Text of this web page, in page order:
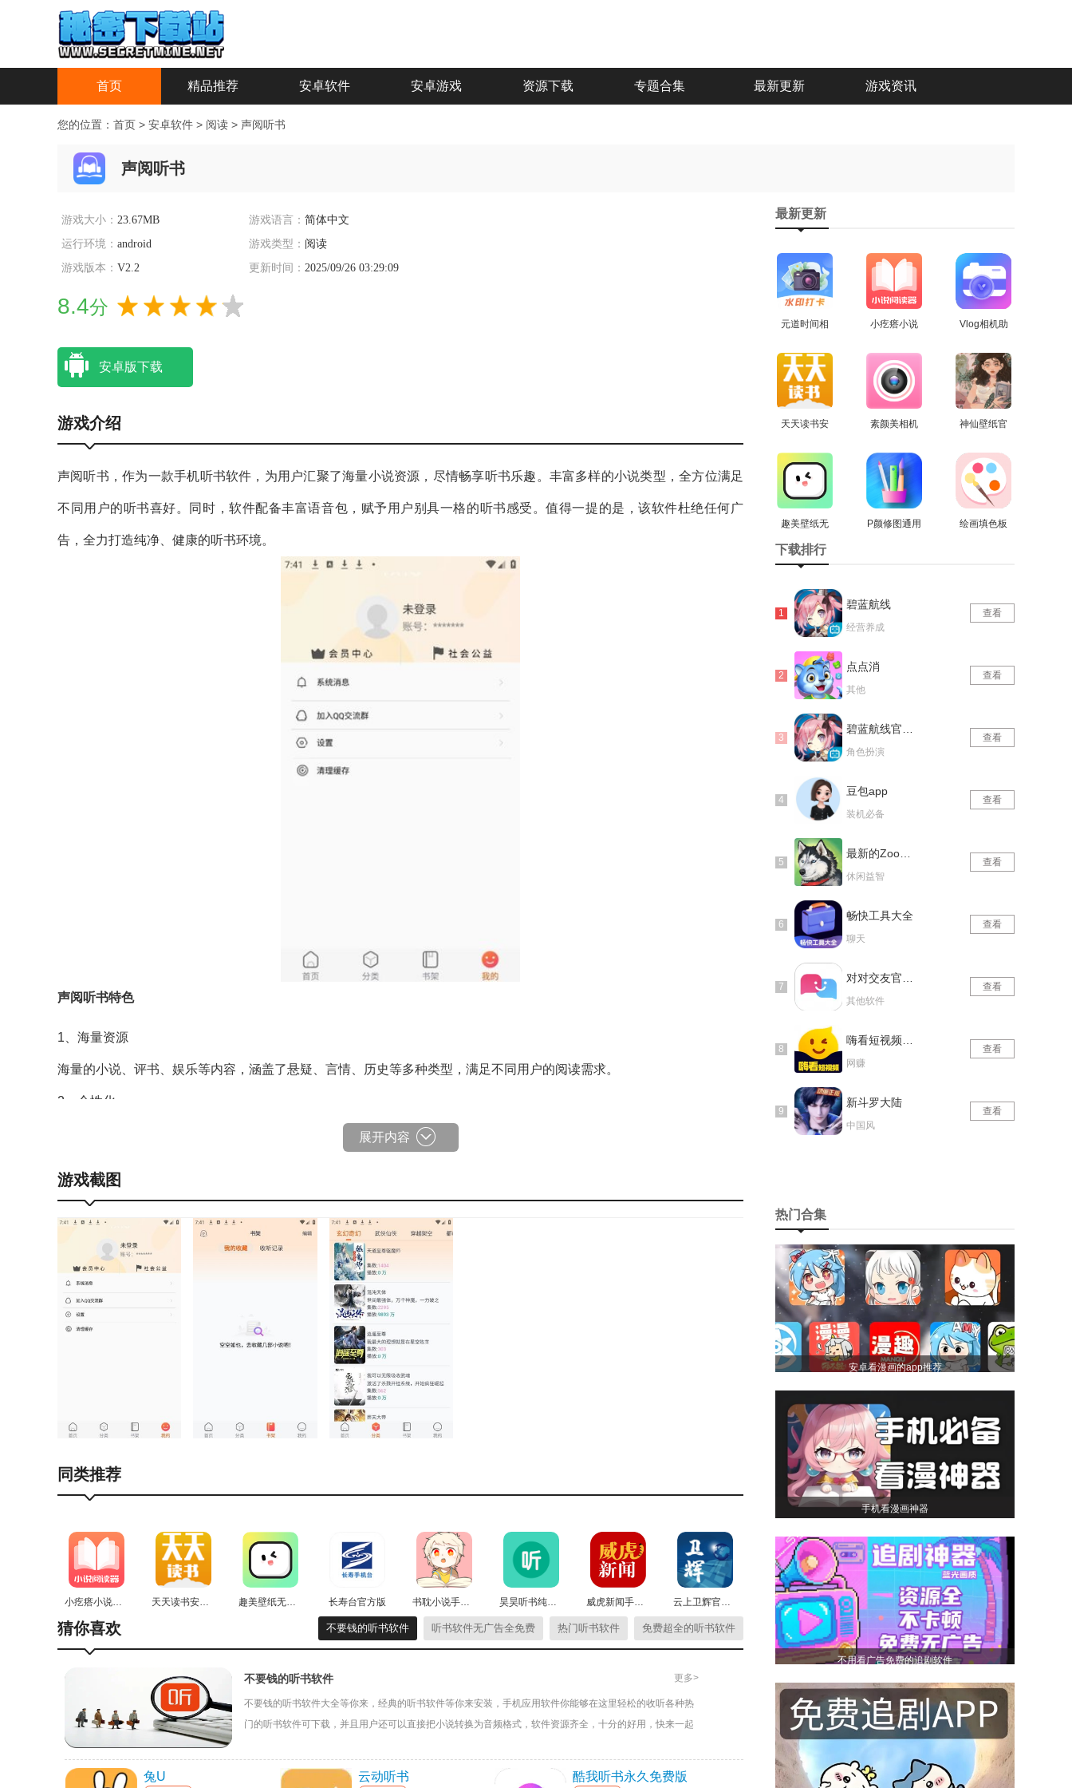
首页 精品推荐 安卓软件 安卓游戏 资源下载 专题合集 最新更新 游戏资讯
您的位置： 首页 > 安卓软件 > 阅读 > 声阅听书
声阅听书
游戏大小： 23.67MB 游戏语言： 简体中文
运行环境： android 游戏类型： 阅读
游戏版本： V2.2 更新时间： 2025/09/26 03:29:09
8.4分
安卓版下载
游戏介绍
声阅听书，作为一款手机听书软件，为用户汇聚了海量小说资源，尽情畅享听书乐趣。丰富多样的小说类型，全方位满足
不同用户的听书喜好。同时，软件配备丰富语音包，赋予用户别具一格的听书感受。值得一提的是，该软件杜绝任何广
告，全力打造纯净、健康的听书环境。
声阅听书特色
1、海量资源
海量的小说、评书、娱乐等内容，涵盖了悬疑、言情、历史等多种类型，满足不同用户的阅读需求。
2、个性化
根据用户的播放记录推荐相关的有声书，提供个性化的阅读体验‌。
声阅中所有书籍均为免费，用户可以放心阅读播放。
4、离线阅读
支持下载至本地，这样用户随时都能播放最新的小说，完全不用担心网络方面的问题。
1、先在本站最新版本的声阅听书软件。
3、在听书排行榜可以看到各种有声小说，历史等内容。
4、挑选想听的小说，点击后即可直接在线听书。
如何调整播放设置?
在播放界面，用户能够对播放速度、音量等参数进行调整。不少听书软件还具备定时关闭的功能，借助此功能，用户可设
定在特定时间后，播放自动停止。
声阅听书如何书籍?
大多数听书软件允许用户对书籍进行离线收听。用户可在书籍详情页点击相应按钮操作，完成后，该书籍就能在无网络的
如何管理个人书架和书单?
在个人中心或书架页面，用户能够查看自己已听过的书籍以及收藏的书单。同时，用户可按需删除、收藏书单，或者创建
展开内容
游戏截图
同类推荐
小疙瘩小说安卓官方版 天天读书安卓官方版 趣美壁纸无广告版 长寿台官方版 书耽小说手机版 昊昊听书纯净版 威虎新闻手机最新版 云上卫辉官方正版
猜你喜欢 不要钱的听书软件 听书软件无广告全免费 热门听书软件 免费超全的听书软件
不要钱的听书软件 更多>
不要钱的听书软件大全等你来，经典的听书软件等你来安装，手机应用软件你能够在这里轻松的收听各种热
门的听书软件可下载，并且用户还可以直接把小说转换为音频格式，软件资源齐全，十分的好用，快来一起
兔U 云动听书 酷我听书永久免费版
最新更新
元道时间相
版
小疙瘩小说
Vlog相机助
天天读书安
素颜美相机
神仙壁纸官
趣美壁纸无
广告版
查看
P颜修图通用
绘画填色板
下载排行
碧蓝航线
经营养成
查看
点点消
其他
查看
角色扮演
查看
豆包app
装机必备
查看
休闲益智
查看
畅快工具大全
聊天
查看
其他软件
查看
网赚
查看
新斗罗大陆
中国风
查看
热门合集
安卓看漫画的app推荐
手机看漫画神器
不用看广告免费的追剧软件